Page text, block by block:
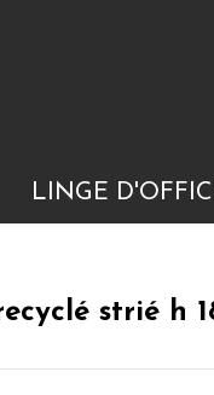
LINGE
strié h